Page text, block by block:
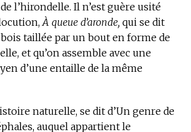
l’hirondelle. Il n’est guère usité
À queue d’aronde, qui se dit
bois taillée par un bout en forme de
et qu’on assemble avec une
d’une entaille de la même
naturelle, se dit d’Un genre de
auquel appartient le